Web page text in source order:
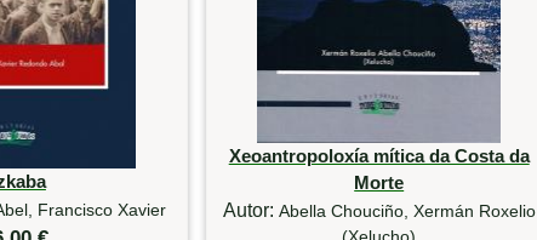
Francisco Xavier
Xeoantropoloxía mítica da Costa da
Morte
Autor: Abella Chouciño, Xermán Roxelio